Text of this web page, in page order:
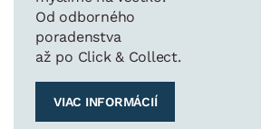
Od odborného
poradenstva
až po Click & Collect.
VIAC INFORMÁCIÍ